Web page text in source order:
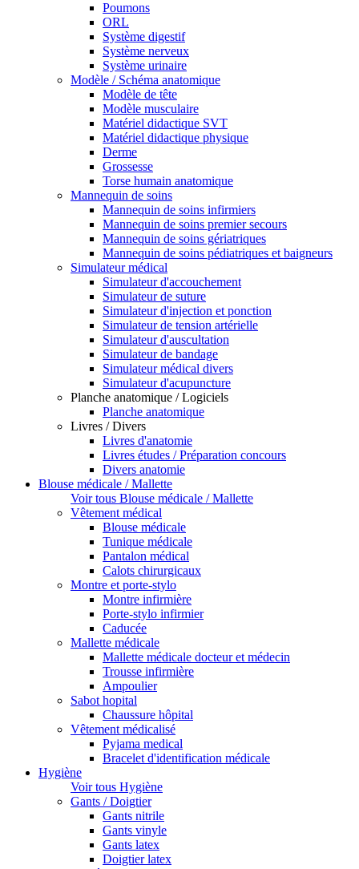
Poumons
ORL
Système digestif
Système nerveux
Système urinaire
Modèle / Schéma anatomique
Modèle de tête
Modèle musculaire
Matériel didactique SVT
Matériel didactique physique
Derme
Grossesse
Torse humain anatomique
Mannequin de soins
Mannequin de soins infirmiers
Mannequin de soins premier secours
Mannequin de soins gériatriques
Mannequin de soins pédiatriques et baigneurs
Simulateur médical
Simulateur d'accouchement
Simulateur de suture
Simulateur d'injection et ponction
Simulateur de tension artérielle
Simulateur d'auscultation
Simulateur de bandage
Simulateur médical divers
Simulateur d'acupuncture
Planche anatomique / Logiciels
Planche anatomique
Livres / Divers
Livres d'anatomie
Livres études / Préparation concours
Divers anatomie
Blouse médicale / Mallette
Voir tous Blouse médicale / Mallette
Vêtement médical
Blouse médicale
Tunique médicale
Pantalon médical
Calots chirurgicaux
Montre et porte-stylo
Montre infirmière
Porte-stylo infirmier
Caducée
Mallette médicale
Mallette médicale docteur et médecin
Trousse infirmière
Ampoulier
Sabot hopital
Chaussure hôpital
Vêtement médicalisé
Pyjama medical
Bracelet d'identification médicale
Hygiène
Voir tous Hygiène
Gants / Doigtier
Gants nitrile
Gants vinyle
Gants latex
Doigtier latex